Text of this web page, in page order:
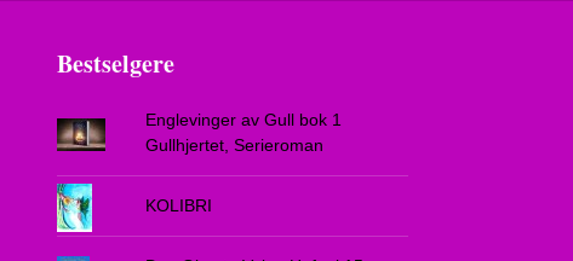
Bestselgere
Englevinger av Gull bok 1
Gullhjertet, Serieroman
KOLIBRI